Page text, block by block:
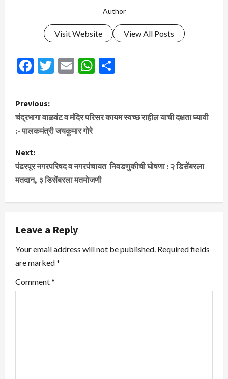
Author
Visit Website View All Posts
Facebook
Twitter
EmailWhatsApp
P
o
t
n
a
v
i
g
a
Previous:
चंद्रभागा वाळवंट व मंदिर परिसर कायम स्वच्छ राहील याची दक्षता घ्यावी
:- पालकमंत्री जयकुमार गोरे
Next:
पंढरपूर नगरपरिषद व नगरपंचायत निवडणुकीची घोषणा : २ डिसेंबरला
मतदान, ३ डिसेंबरला मतमोजणी
Leave a Reply
Your email address will not be published. Required fields
are marked*
Comment*